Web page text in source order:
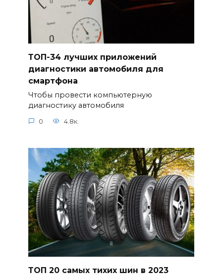
ТОП-34 лучших приложений
диагностики автомобиля для
смартфона
Чтобы провести компьютерную
диагностику автомобиля
0 4.8к.
ТОП 20 самых тихих шин в 2023